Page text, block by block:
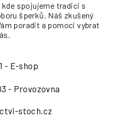
spojujeme tradici s
šperků. Náš zkušený
poradit a pomoci vybrat
- E-shop
- Provozovna
stoch.cz